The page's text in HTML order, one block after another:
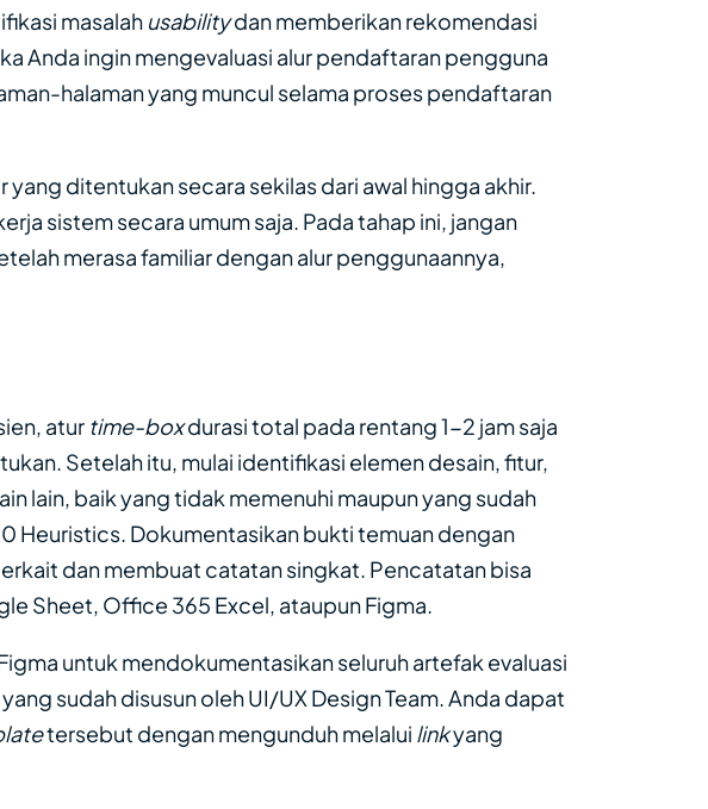
masalah usabilitydan memberikan rekomendasi
Anda ingin mengevaluasi alur pendaftaran pengguna
halaman yang muncul selama proses pendaftaran
yang ditentukan secara sekilas dari awal hingga akhir.
sistem secara umum saja. Pada tahap ini, jangan
merasa familiar dengan alur penggunaannya,
atur time-boxdurasi total pada rentang 1-2 jam saja
Setelah itu, mulai identifikasi elemen desain, fitur,
lain, baik yang tidak memenuhi maupun yang sudah
Heuristics. Dokumentasikan bukti temuan dengan
dan membuat catatan singkat. Pencatatan bisa
Sheet, Office 365 Excel, ataupun Figma.
untuk mendokumentasikan seluruh artefak evaluasi
sudah disusun oleh UI/UX Design Team. Anda dapat
tersebut dengan mengunduh melalui linkyang